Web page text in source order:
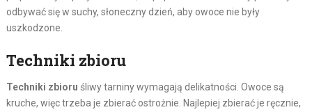
odbywać się w suchy, słoneczny dzień, aby owoce nie były
uszkodzone.
Techniki zbioru
Techniki zbioru śliwy tarniny wymagają delikatności. Owoce są
kruche, więc trzeba je zbierać ostrożnie. Najlepiej zbierać je ręcznie,